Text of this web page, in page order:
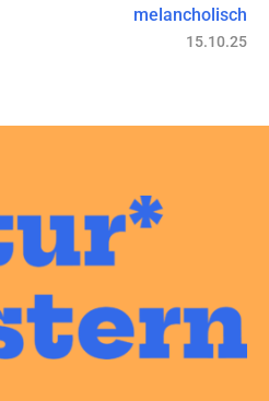
melancholisch
15.10.25